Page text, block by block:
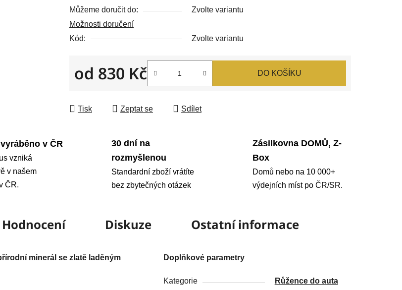
Můžeme doručit do:
Zvolte variantu
Možnosti doručení
Kód:
Zvolte variantu
od 830 Kč DO KOŠÍKU
Tisk Zeptat se Sdílet
v ČR
vzniká
v našem
ČR.
30 dní na
rozmyšlenou
Standardní zboží vrátíte
bez zbytečných otázek
Zásilkovna DOMŮ, Z-
Box
Domů nebo na 10 000+
výdejních míst po ČR/SR.
Hodnocení Diskuze Ostatní informace
minerál se zlatě laděným
Doplňkové parametry
Kategorie Růžence do auta